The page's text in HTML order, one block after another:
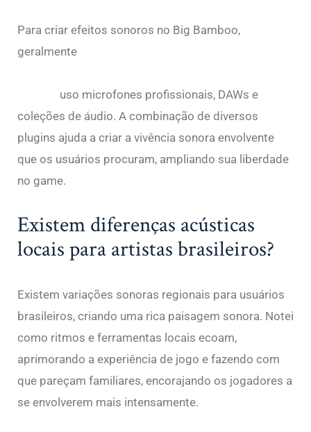
Para criar efeitos sonoros no Big Bamboo,
geralmente
uso microfones profissionais, DAWs e
coleções de áudio. A combinação de diversos
plugins ajuda a criar a vivência sonora envolvente
que os usuários procuram, ampliando sua liberdade
no game.
Existem diferenças acústicas
locais para artistas brasileiros?
Existem variações sonoras regionais para usuários
brasileiros, criando uma rica paisagem sonora. Notei
como ritmos e ferramentas locais ecoam,
aprimorando a experiência de jogo e fazendo com
que pareçam familiares, encorajando os jogadores a
se envolverem mais intensamente.